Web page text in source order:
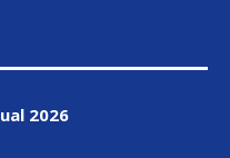
2026